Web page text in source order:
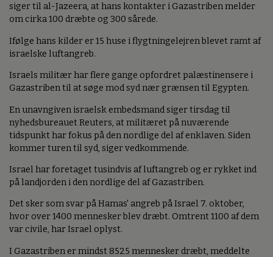
siger til al-Jazeera, at hans kontakter i Gazastriben melder
om cirka 100 dræbte og 300 sårede.
Ifølge hans kilder er 15 huse i flygtningelejren blevet ramt af
israelske luftangreb.
Israels militær har flere gange opfordret palæstinensere i
Gazastriben til at søge mod syd nær grænsen til Egypten.
En unavngiven israelsk embedsmand siger tirsdag til
nyhedsbureauet Reuters, at militæret på nuværende
tidspunkt har fokus på den nordlige del af enklaven. Siden
kommer turen til syd, siger vedkommende.
Israel har foretaget tusindvis af luftangreb og er rykket ind
på landjorden i den nordlige del af Gazastriben.
Det sker som svar på Hamas' angreb på Israel 7. oktober,
hvor over 1400 mennesker blev dræbt. Omtrent 1100 af dem
var civile, har Israel oplyst.
I Gazastriben er mindst 8525 mennesker dræbt, meddelte